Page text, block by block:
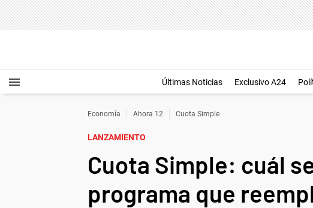
Últimas Noticias Exclusivo A24
Economía Ahora 12 Cuota Simple
LANZAMIENTO
Cuota Simple: cuál
programa que